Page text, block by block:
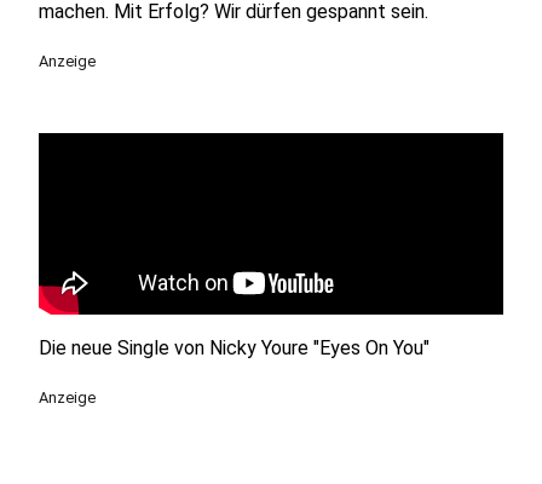
machen. Mit Erfolg? Wir dürfen gespannt sein.
Anzeige
Die neue Single von Nicky Youre "Eyes On You"
Anzeige